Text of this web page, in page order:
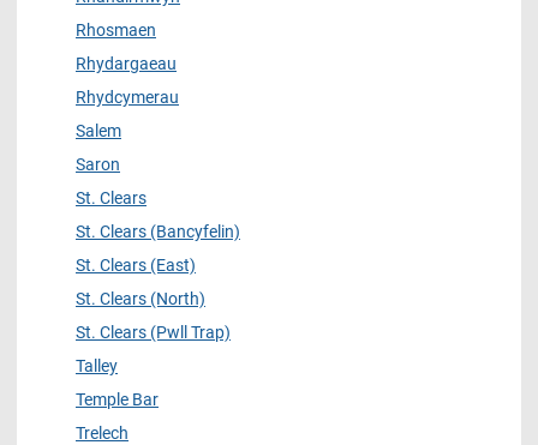
Rhosmaen
Rhydargaeau
Rhydcymerau
Salem
Saron
St. Clears
St. Clears (Bancyfelin)
St. Clears (East)
St. Clears (North)
St. Clears (Pwll Trap)
Talley
Temple Bar
Trelech